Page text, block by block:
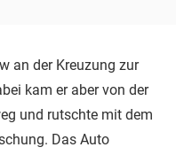
an der Kreuzung zur
kam er aber von der
und rutschte mit dem
Das Auto